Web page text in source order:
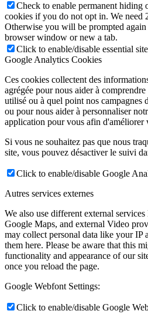
Check to enable permanent hiding
cookies if you do not opt in. We need
Otherwise you will be prompted
browser window or new a tab.
Click to enable/disable essential
Google Analytics Cookies
Ces cookies collectent des
agrégée pour nous aider à
utilisé ou à quel point nos campagnes
ou pour nous aider à personnaliser
application pour vous afin d'améliorer
Si vous ne souhaitez pas que nous
site, vous pouvez désactiver le suivi
Click to enable/disable Google
Autres services externes
We also use different external
Google Maps, and external Video
may collect personal data like your IP
them here. Please be aware that this
functionality and appearance of our
once you reload the page.
Google Webfont Settings:
Click to enable/disable Google